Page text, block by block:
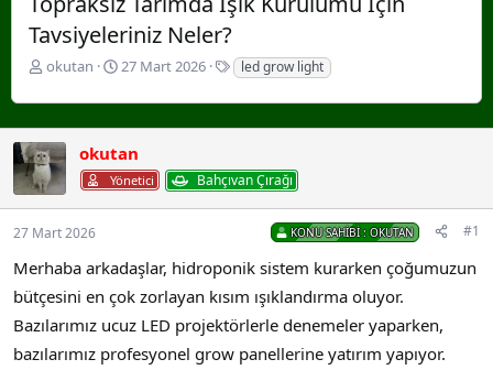
Tavsiyeleriniz Neler?
K
n
u
y
u
B
a
l
a
a
n
okutan
B
ş
l
n
g
ı
a
i
h
27 Mart 2026
E
i
k
l
e
led grow light
okutan
Yönetici Bahçıvan Çırağı
27 Mart 2026 KONU SAHIBI :OKUTAN #1
Merhaba arkadaşlar, hidroponik sistem kurarken çoğumuzun
bütçesini en çok zorlayan kısım ışıklandırma oluyor.
Bazılarımız ucuz LED projektörlerle denemeler yaparken,
bazılarımız profesyonel grow panellerine yatırım yapıyor.